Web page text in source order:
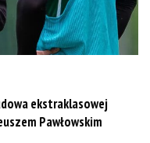
ekstraklasowej
Pawłowskim